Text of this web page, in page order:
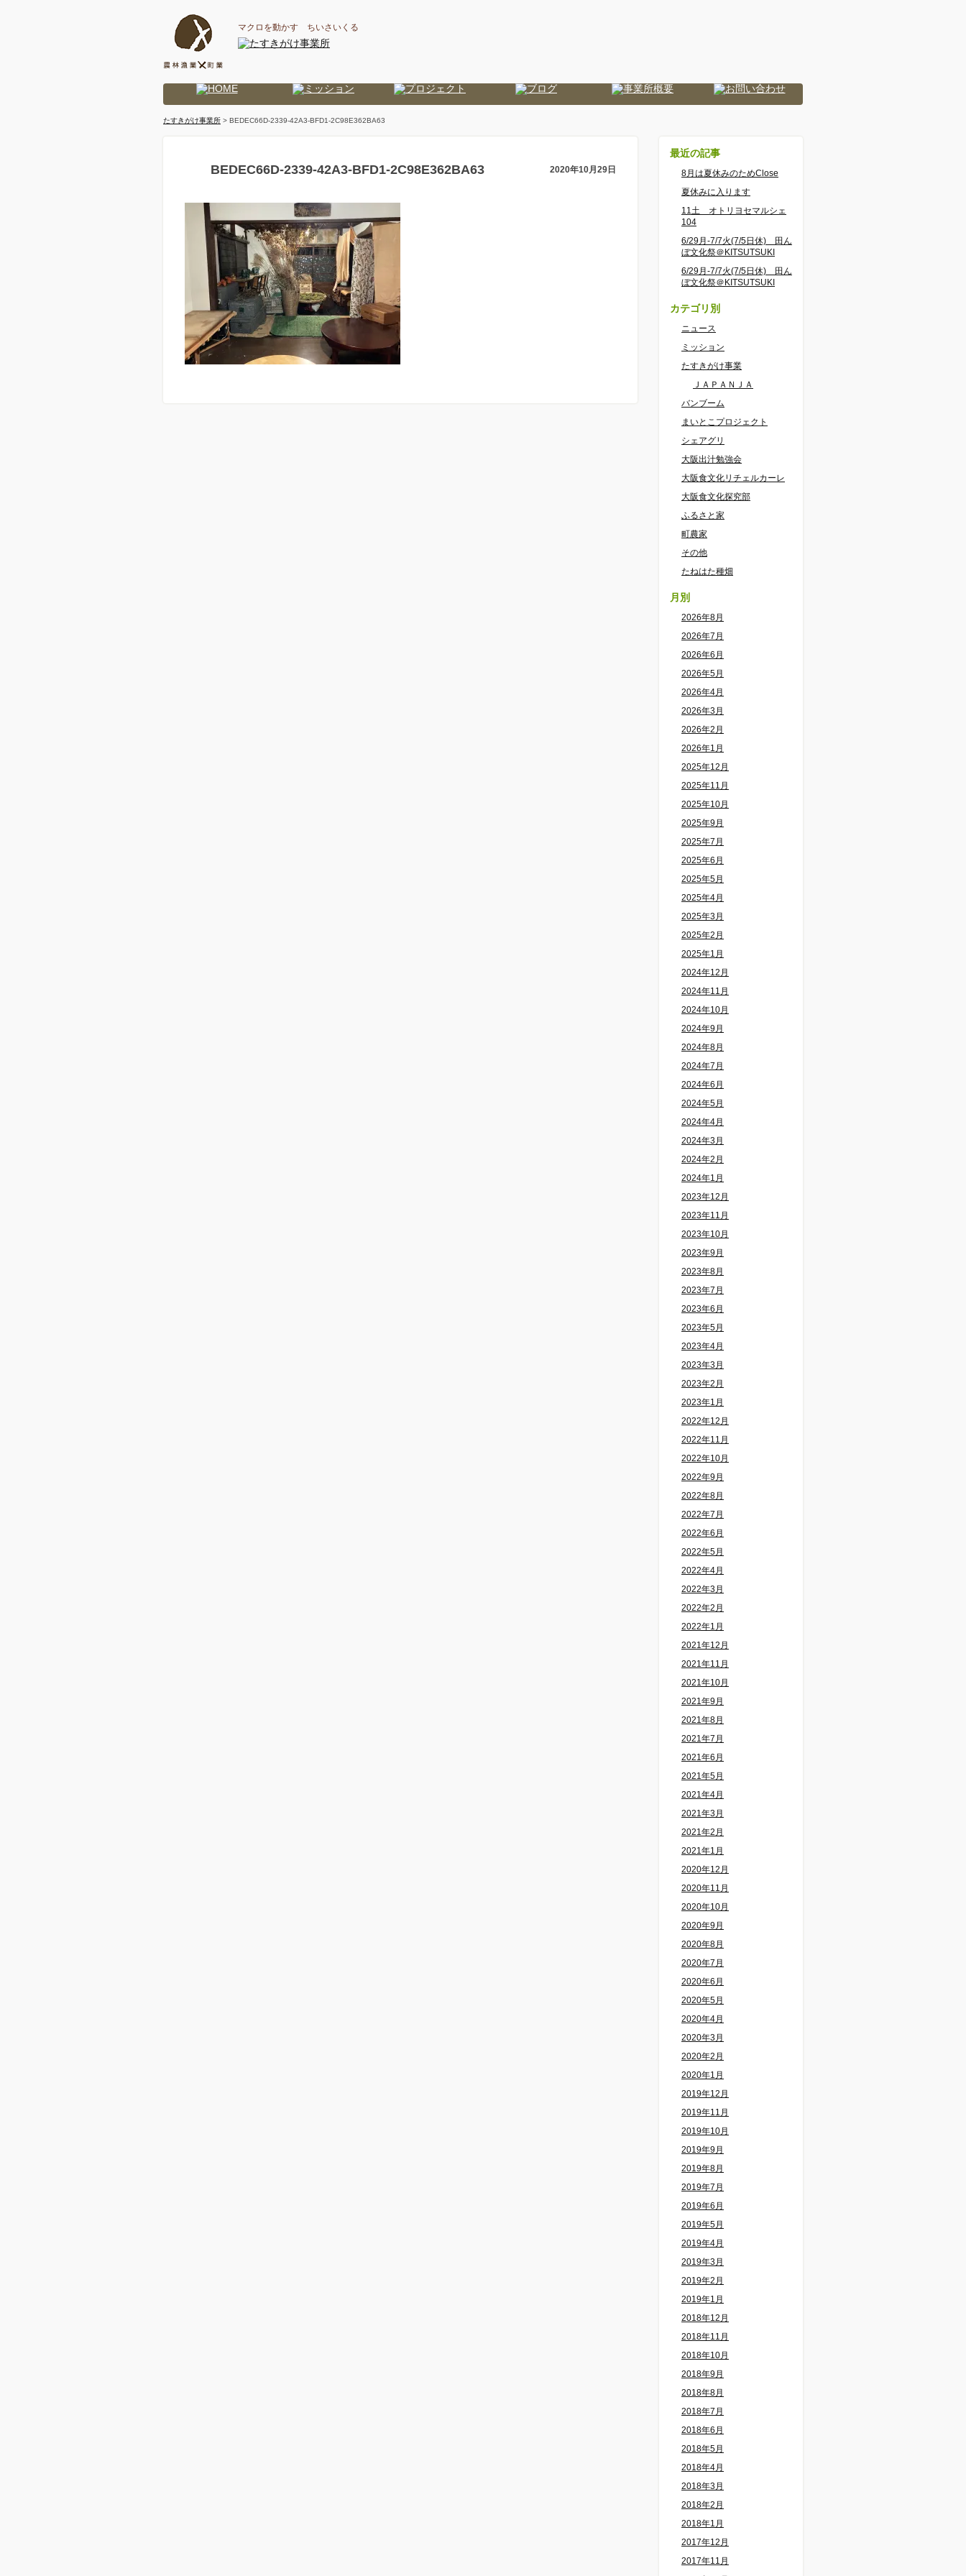
マクロを動かす ちいさいくる
たすきがけ事業所 > BEDEC66D-2339-42A3-BFD1-2C98E362BA63
BEDEC66D-2339-42A3-BFD1-2C98E362BA63 2020年10月29日
最近の記事
8月は夏休みのためClose
夏休みに入ります
11土 オトリヨセマルシェ
104
6/29月-7/7火(7/5日休) 田ん
ぼ文化祭＠KITSUTSUKI
6/29月-7/7火(7/5日休) 田ん
ぼ文化祭＠KITSUTSUKI
カテゴリ別
ニュース
ミッション
たすきがけ事業
ＪＡＰＡＮＪＡ
バンブーム
まいとこプロジェクト
シェアグリ
大阪出汁勉強会
大阪食文化リチェルカーレ
大阪食文化探究部
ふるさと家
町農家
その他
たねはた種畑
月別
2026年8月
2026年7月
2026年6月
2026年5月
2026年4月
2026年3月
2026年2月
2026年1月
2025年12月
2025年11月
2025年10月
2025年9月
2025年7月
2025年6月
2025年5月
2025年4月
2025年3月
2025年2月
2025年1月
2024年12月
2024年11月
2024年10月
2024年9月
2024年8月
2024年7月
2024年6月
2024年5月
2024年4月
2024年3月
2024年2月
2024年1月
2023年12月
2023年11月
2023年10月
2023年9月
2023年8月
2023年7月
2023年6月
2023年5月
2023年4月
2023年3月
2023年2月
2023年1月
2022年12月
2022年11月
2022年10月
2022年9月
2022年8月
2022年7月
2022年6月
2022年5月
2022年4月
2022年3月
2022年2月
2022年1月
2021年12月
2021年11月
2021年10月
2021年9月
2021年8月
2021年7月
2021年6月
2021年5月
2021年4月
2021年3月
2021年2月
2021年1月
2020年12月
2020年11月
2020年10月
2020年9月
2020年8月
2020年7月
2020年6月
2020年5月
2020年4月
2020年3月
2020年2月
2020年1月
2019年12月
2019年11月
2019年10月
2019年9月
2019年8月
2019年7月
2019年6月
2019年5月
2019年4月
2019年3月
2019年2月
2019年1月
2018年12月
2018年11月
2018年10月
2018年9月
2018年8月
2018年7月
2018年6月
2018年5月
2018年4月
2018年3月
2018年2月
2018年1月
2017年12月
2017年11月